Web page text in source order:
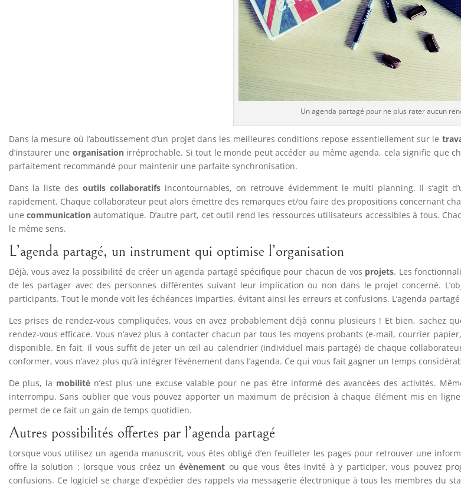
Un agenda partagé pour ne plus rater aucun
Dans la mesure où l’aboutissement d’un projet dans les meilleures conditions repose essentiellement sur le
d’instaurer une organisationirréprochable. Si tout le monde peut accéder au même agenda, cela signifie que
parfaitement recommandé pour maintenir une parfaite synchronisation.
Dans la liste desoutils collaboratifs incontournables, on retrouve évidemment le multi planning. Il s’agit
rapidement. Chaque collaborateur peut alors émettre des remarques et/ou faire des propositions concernant
une communicationautomatique. D’autre part, cet outil rend les ressources utilisateurs accessibles à tous.
le même sens.
L’agenda partagé, un instrument qui optimise l’organisation
Déjà, vous avez la possibilité de créer un agenda partagé spécifique pour chacun de vos projets. Les
de les partager avec des personnes différentes suivant leur implication ou non dans le projet concerné.
participants. Tout le monde voit les échéances imparties, évitant ainsi les erreurs et confusions. L’agenda
Les prises de rendez-vous compliquées, vous en avez probablement déjà connu plusieurs ! Et bien, sachez
rendez-vous efficace. Vous n’avez plus à contacter chacun par tous les moyens probants (e-mail, courrier
disponible. En fait, il vous suffit de jeter un œil au calendrier (individuel mais partagé) de chaque
conformer, vous n’avez plus qu’à intégrer l’évènement dans l’agenda. Ce qui vous fait gagner un temps
De plus, la mobilité n’est plus une excuse valable pour ne pas être informé des avancées des activités.
interrompu. Sans oublier que vous pouvez apporter un maximum de précision à chaque élément mis en
permet de ce fait un gain de temps quotidien.
Autres possibilités offertes par l’agenda partagé
Lorsque vous utilisez un agenda manuscrit, vous êtes obligé d’en feuilleter les pages pour retrouver une
offre la solution : lorsque vous créez un évènement ou que vous êtes invité à y participer, vous pouvez
confusions. Ce logiciel se charge d’expédier des rappels via messagerie électronique à tous les membres du